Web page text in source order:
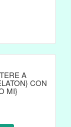
A
CON
MI}